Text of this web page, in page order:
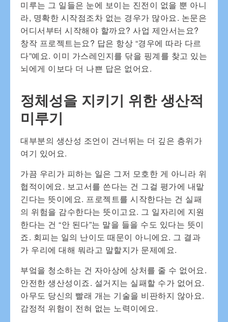
미루는 그 일들은 눈에 보이는 진전이 없을 뿐 아니
라, 명확한 시작점조차 없는 경우가 많아요. 논문은
어디서부터 시작해야 할까요? 사업 제안서는요?
창작 프로젝트는요? 답은 항상 “경우에 따라 다르
다”예요. 이미 가스레인지를 닦을 핑계를 찾고 있는
뇌에게 이보다 더 나쁜 답은 없어요.
정체성을 지키기 위한 생산적
미루기
대부분의 생산성 조언이 건너뛰는 더 깊은 층위가
여기 있어요.
가끔 우리가 피하는 일은 그저 모호한 게 아니라 위
협적이에요. 보고서를 쓴다는 건 그걸 평가에 내맡
긴다는 뜻이에요. 프로젝트를 시작한다는 건 실패
의 위험을 감수한다는 뜻이고요. 그 일자리에 지원
한다는 건 “안 된다”는 말을 들을 수도 있다는 뜻이
죠. 회피는 일의 난이도 때문이 아니에요. 그 결과
가 우리에 대해 뭐라고 말할지가 문제예요.
부엌을 청소하는 건 자아상에 상처를 줄 수 없어요.
안전한 생산성이죠. 설거지는 실패할 수가 없어요.
아무도 당신의 빨래 개는 기술을 비판하지 않아요.
감정적 위험이 전혀 없는 노력이에요.